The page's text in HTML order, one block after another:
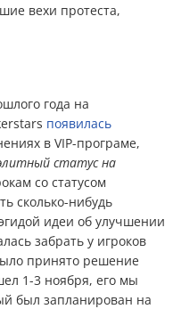
вехи протеста,
года на
появилась
в VIP-програме,
статус на
со статусом
сколько-нибудь
идеи об улучшении
забрать у игроков
принято решение
1-3 ноября, его мы
был запланирован на